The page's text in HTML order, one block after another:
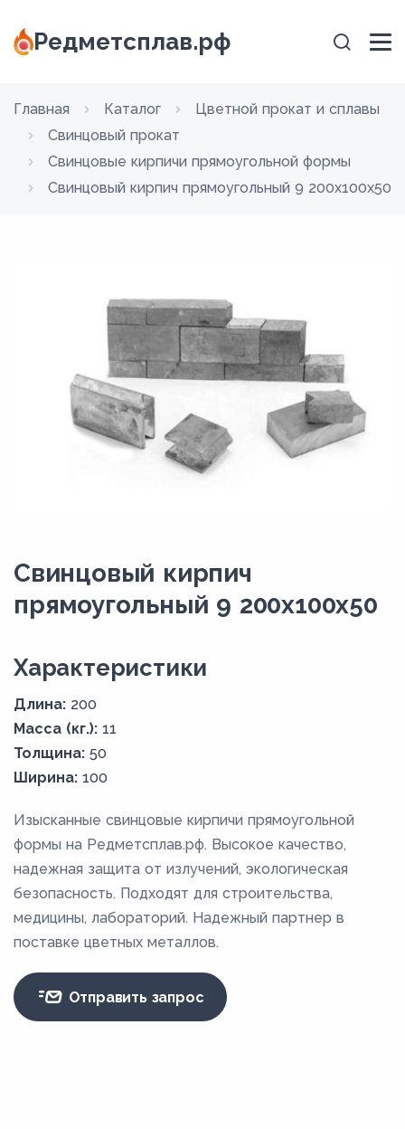
Редметсплав.рф
Главная Каталог
Цветной прокат и сплавы
Свинцовый прокат
Свинцовые кирпичи прямоугольной формы
Свинцовый кирпич прямоугольный 9 200x100x50
Свинцовый кирпич
прямоугольный 9 200x100x50
Xарактеристики
Длина: 200
Масса (кг.): 11
Толщина: 50
Ширина: 100
Изысканные свинцовые кирпичи прямоугольной
формы на Редметсплав.рф. Высокое качество,
надежная защита от излучений, экологическая
безопасность. Подходят для строительства,
медицины, лабораторий. Надежный партнер в
поставке цветных металлов.
Отправить запрос